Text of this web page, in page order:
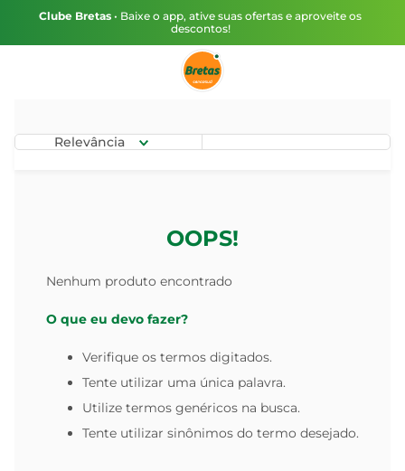
Clube Bretas • Baixe o app, ative suas ofertas e aproveite os
descontos!
Relevância
OOPS!
Nenhum produto encontrado
O que eu devo fazer?
Verifique os termos digitados.
Tente utilizar uma única palavra.
Utilize termos genéricos na busca.
Tente utilizar sinônimos do termo desejado.